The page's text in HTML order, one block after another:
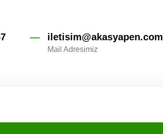
iletisim@akasyapen.com
Mail Adresimiz